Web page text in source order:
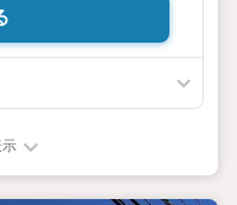
でもお気軽にお問い合